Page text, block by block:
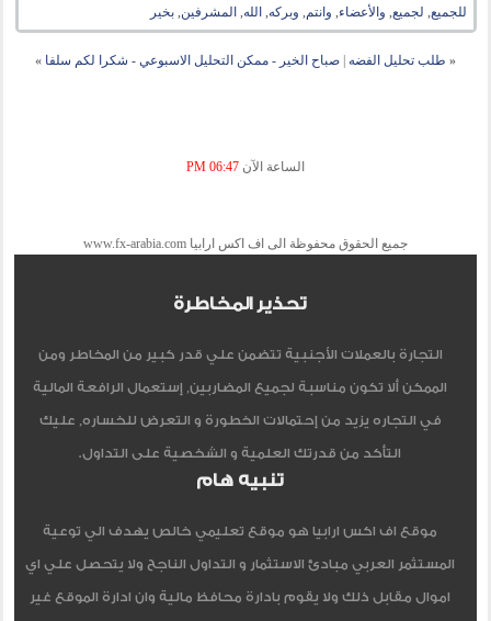
للجميع, لجميع, والأعضاء, وانتم, وبركه, الله, المشرفين,بخير
« طلب تحليل الفضه صباح الخير - ممكن التحليل الاسبوعي - شكرا لكم سلفا »
الساعة الآن 06:47 PM
جميع الحقوق محفوظة الى اف اكس ارابيا www.fx-arabia.com
تحذير المخاطرة
التجارة بالعملات الأجنبية تتضمن علي قدر كبير من المخاطر ومن
الممكن ألا تكون مناسبة لجميع المضاربين, إستعمال الرافعة المالية
في التجاره يزيد من إحتمالات الخطورة و التعرض للخساره, عليك
التأكد من قدرتك العلمية و الشخصية على التداول.
تنبيه هام
موقع اف اكس ارابيا هو موقع تعليمي خالص يهدف الي توعية
المستثمر العربي مبادئ الاستثمار و التداول الناجح ولا يتحصل علي اي
اموال مقابل ذلك ولا يقوم بادارة محافظ مالية وان ادارة الموقع غير